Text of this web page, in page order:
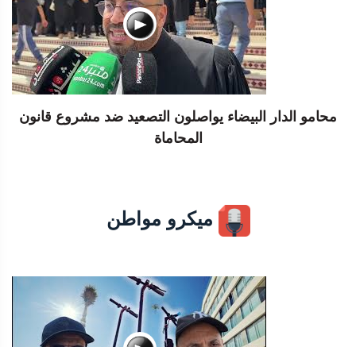
محامو الدار البيضاء يواصلون التصعيد ضد مشروع قانون
المحاماة
ميكرو مواطن